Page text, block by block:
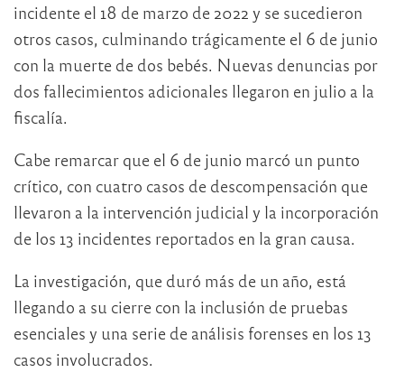
incidente el 18 de marzo de 2022 y se sucedieron
otros casos, culminando trágicamente el 6 de junio
con la muerte de dos bebés. Nuevas denuncias por
dos fallecimientos adicionales llegaron en julio a la
fiscalía.
Cabe remarcar que el 6 de junio marcó un punto
crítico, con cuatro casos de descompensación que
llevaron a la intervención judicial y la incorporación
de los 13 incidentes reportados en la gran causa.
La investigación, que duró más de un año, está
llegando a su cierre con la inclusión de pruebas
esenciales y una serie de análisis forenses en los 13
casos involucrados.